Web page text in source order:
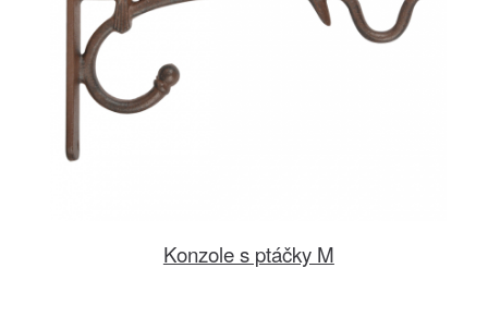
Konzole s ptáčky M